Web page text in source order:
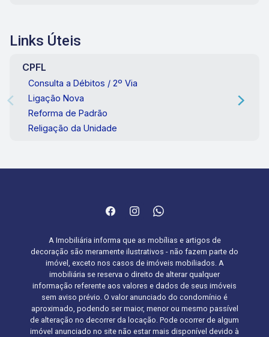
Links Úteis
CPFL
Consulta a Débitos / 2º Via
Ligação Nova
Reforma de Padrão
Religação da Unidade
A Imobiliária informa que as mobílias e artigos de
decoração são meramente ilustrativos - não fazem parte do
imóvel, exceto nos casos de imóveis mobiliados. A
imobiliária se reserva o direito de alterar qualquer
informação referente aos valores e dados de seus imóveis
sem aviso prévio. O valor anunciado do condomínio é
aproximado, podendo ser maior, menor ou mesmo passível
de alteração no decorrer da locação. Pode ocorrer de algum
imóvel anunciado no site não estar mais disponível devido à